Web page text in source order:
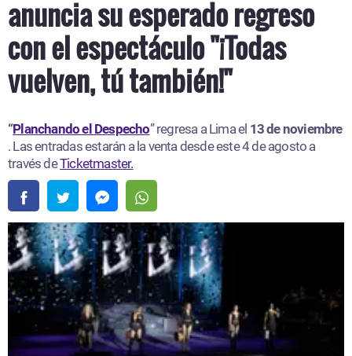
anuncia su esperado regreso
con el espectáculo "¡Todas
vuelven, tú también!"
“Planchando el Despecho” regresa a Lima el 13 de noviembre
. Las entradas estarán a la venta desde este 4 de agosto a
través deTicketmaster.